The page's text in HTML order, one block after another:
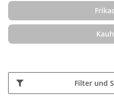
Filter und